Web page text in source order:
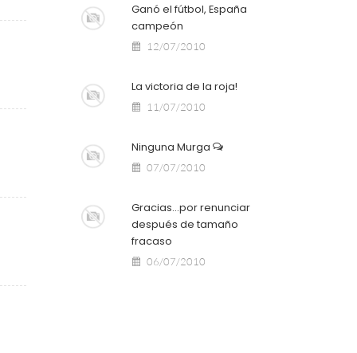
Ganó el fútbol, España
campeón
12/07/2010
La victoria de la roja!
11/07/2010
Ninguna Murga
07/07/2010
Gracias...por renunciar
después de tamaño
fracaso
06/07/2010